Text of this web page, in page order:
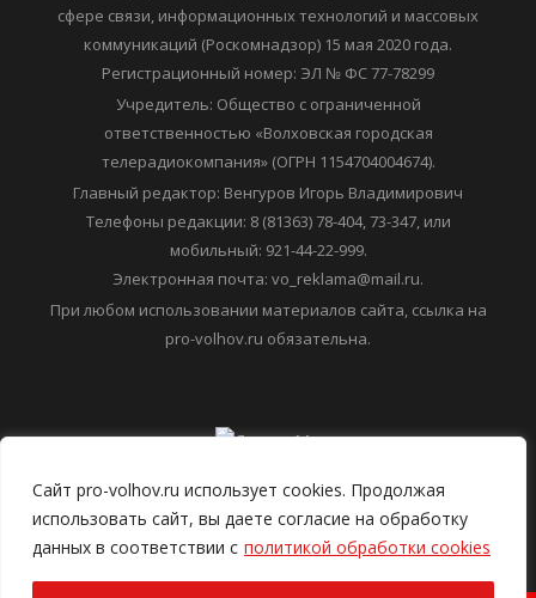
Сайт pro-volhov.ru использует cookies. Продолжая
использовать сайт, вы даете согласие на обработку
данных в соответствии с политикой обработки cookies
сфере связи, информационных технологий и массовых
коммуникаций (Роскомнадзор) 15 мая 2020 года.
Регистрационный номер: ЭЛ № ФС 77-78299
Учредитель: Общество с ограниченной
ответственностью «Волховская городская
телерадиокомпания» (ОГРН 1154704004674).
Главный редактор: Венгуров Игорь Владимирович
Телефоны редакции: 8 (81363) 78-404, 73-347, или
мобильный: 921-44-22-999.
Электронная почта: vo_reklama@mail.ru.
При любом использовании материалов сайта, ссылка на
pro-volhov.ru обязательна.